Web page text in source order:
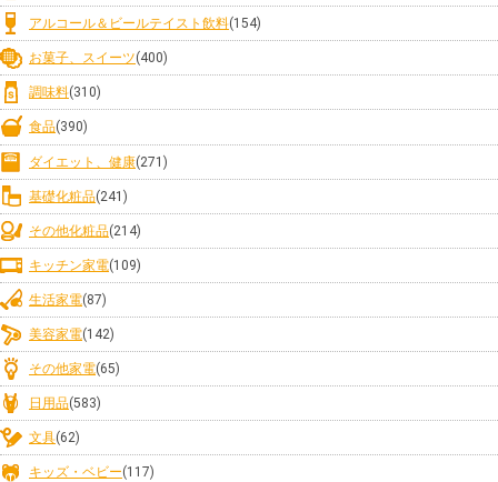
アルコール＆ビールテイスト飲料(154)
お菓子、スイーツ(400)
調味料(310)
食品(390)
ダイエット、健康(271)
基礎化粧品(241)
その他化粧品(214)
キッチン家電(109)
生活家電(87)
美容家電(142)
その他家電(65)
日用品(583)
文具(62)
キッズ・ベビー(117)